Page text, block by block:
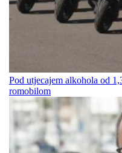
Pod utjecajem alkohola od
romobilom